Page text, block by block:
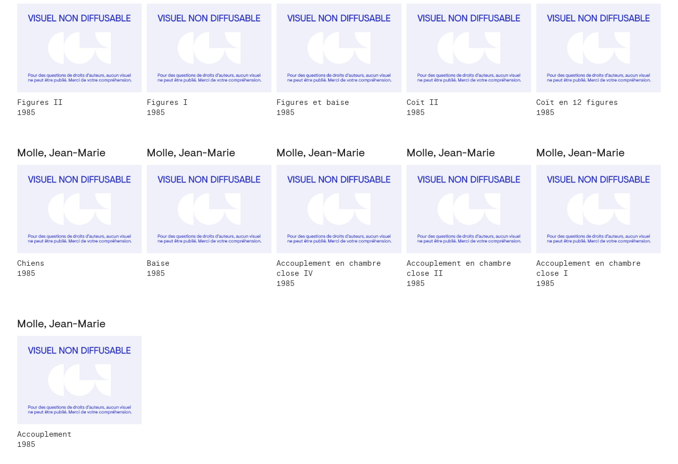
Figures II
1985
Figures I
1985
Figures et baise
1985
Coït II
1985
Coït en 12 figures
1985
Molle, Jean-Marie
Chiens
1985
Molle, Jean-Marie
Baise
1985
Molle, Jean-Marie
Accouplement en chambre
close IV
1985
Molle, Jean-Marie
Accouplement en chambre
close II
1985
Molle, Jean-Marie
Accouplement en chambre
close I
1985
Molle, Jean-Marie
Accouplement
1985